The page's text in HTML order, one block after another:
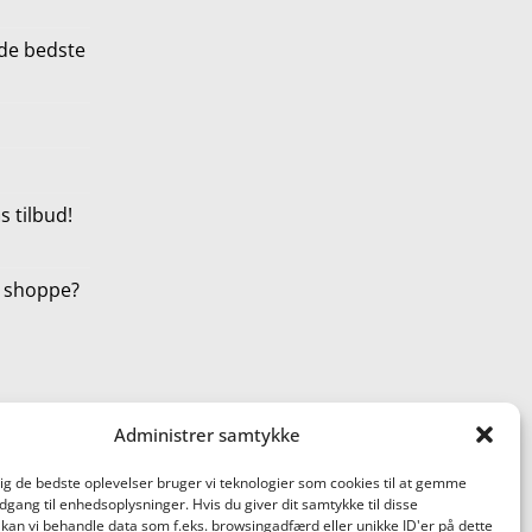
Administrer samtykke
de bedste oplevelser bruger vi teknologier som cookies til at gemme
til enhedsoplysninger. Hvis du giver dit samtykke til disse
vi behandle data som f.eks. browsingadfærd eller unikke ID'er på dette
bedste
tilbud!